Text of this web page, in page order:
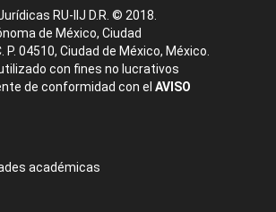
RU-IIJ D.R. © 2018.
de México, Ciudad
04510, Ciudad de México, México.
con fines no lucrativos
de conformidad con el AVISO
académicas